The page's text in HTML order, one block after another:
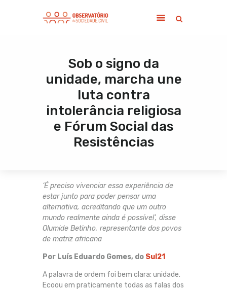
Sob o signo da
unidade, marcha une
luta contra
intolerância religiosa
e Fórum Social das
Resistências
Sobre
Notícias
Publicações
Contato
‘É preciso vivenciar essa experiência de
estar junto para poder pensar uma
alternativa, acreditando que um outro
mundo realmente ainda é possível’, disse
Olumide Betinho, representante dos povos
de matriz africana
Por Luís Eduardo Gomes, do Sul21
A palavra de ordem foi bem clara: unidade.
Ecoou em praticamente todas as falas dos